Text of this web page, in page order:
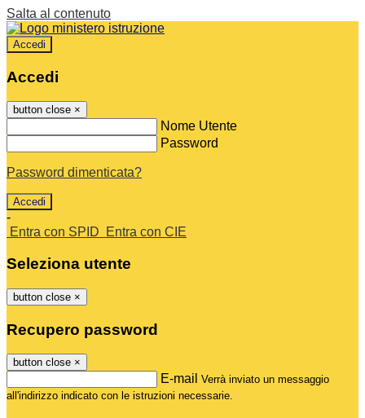
Salta al contenuto
Accedi
Accedi
button close ×
Nome Utente
Password
Password dimenticata?
-
Entra con SPID
Entra con CIE
Seleziona utente
button close ×
Recupero password
button close ×
E-mail Verrà inviato un messaggio
all'indirizzo indicato con le istruzioni necessarie.